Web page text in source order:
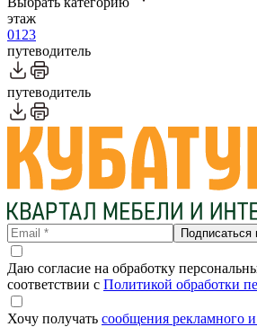
этаж
01 23
путеводитель
путеводитель
Подписаться
Даю согласие на обработку
соответствии с Политикой обработки
Хочу получать сообщения рекламного